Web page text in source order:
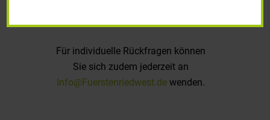
Für individuelle Rückfragen können
Sie sich zudem jederzeit an
Info@Fuerstenriedwest.dewenden.